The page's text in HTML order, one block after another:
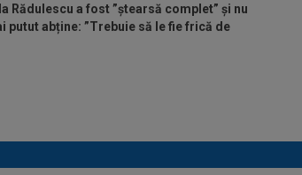
Rădulescu a fost ”ștearsă complet” și nu
putut abține: ”Trebuie să le fie frică de